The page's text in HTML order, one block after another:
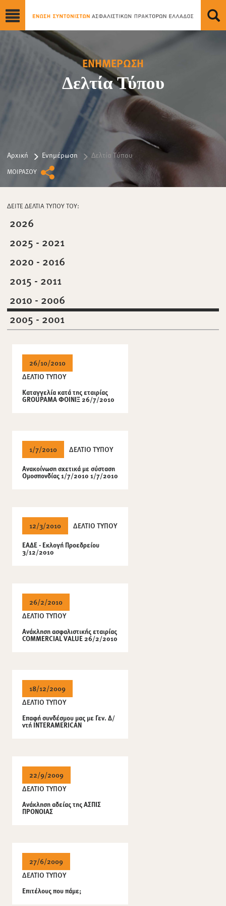
ΕΝΗΜΕΡΩΣΗ
Δελτία Τύπου
Αρχική Ενημέρωση Δελτία Τύπου
ΜΟΙΡΑΣΟΥ
ΔΕΙΤΕ ΔΕΛΤΙΑ ΤΥΠΟΥ ΤΟΥ:
2026
2025 - 2021
2020 - 2016
2015 - 2011
2010 - 2006
2005 - 2001
26/10/2010
ΔΕΛΤΙΟ ΤΥΠΟΥ
Καταγγελία κατά της εταιρίας
GROUPAMA ΦΟΙΝΙΞ 26/7/2010
1/7/2010 ΔΕΛΤΙΟ ΤΥΠΟΥ
Ανακοίνωση σχετικά με σύσταση
Ομοσπονδίας 1/7/2010 1/7/2010
12/3/2010 ΔΕΛΤΙΟ ΤΥΠΟΥ
ΕΑΔΕ - Εκλογή Προεδρείου
3/12/2010
26/2/2010
ΔΕΛΤΙΟ ΤΥΠΟΥ
Ανάκληση ασφαλιστικής εταιρίας
COMMERCIAL VALUE 26/2/2010
18/12/2009
ΔΕΛΤΙΟ ΤΥΠΟΥ
Επαφή συνδέσμου μας με Γεν. Δ/
ντή INTERAMERICAN
22/9/2009
ΔΕΛΤΙΟ ΤΥΠΟΥ
Ανάκληση αδείας της ΑΣΠΙΣ
ΠΡΟΝΟΙΑΣ
27/6/2009
ΔΕΛΤΙΟ ΤΥΠΟΥ
Επιτέλους που πάμε;